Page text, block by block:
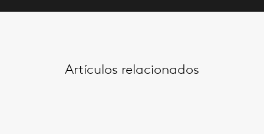
Artículos relacionados